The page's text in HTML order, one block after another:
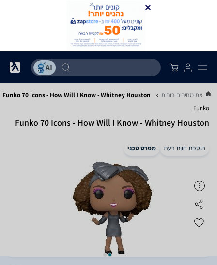
השוואת מחירים בובות Funko 70 Icons - How Will I Know - Whitney Houston
Funko
Funko 70 Icons - How Will I Know - Whitney Houston
הוספת חוות דעת מפרט טכני